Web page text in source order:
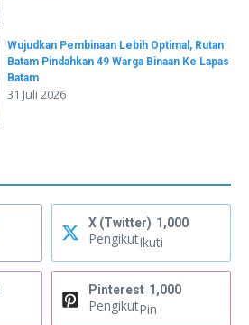
Wujudkan Pembinaan Lebih Optimal, Rutan
Batam Pindahkan 49 Warga Binaan Ke Lapas
Batam
31 Juli 2026
X (Twitter) 1,000
PengikutIkuti
Pinterest 1,000
PengikutPin